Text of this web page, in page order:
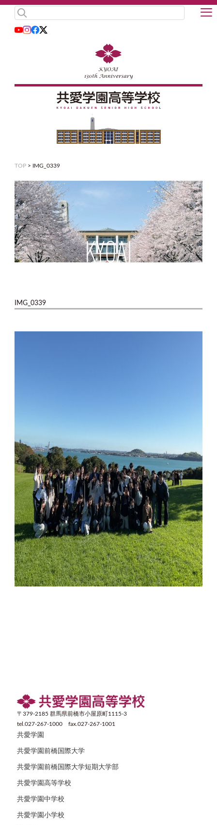
TOP > IMG_0339
IMG_0339
〒379-2185 群馬県前橋市小屋原町1115-3
tel.027-267-1000 fax.027-267-1001
共愛学園
共愛学園前橋国際大学
共愛学園前橋国際大学短期大学部
共愛学園高等学校
共愛学園中学校
共愛学園小学校